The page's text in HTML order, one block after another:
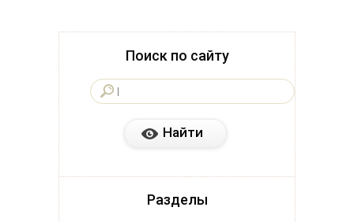
Поиск по сайту
Разделы